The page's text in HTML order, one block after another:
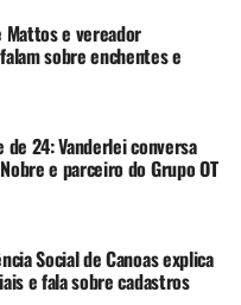
Mattos e vereador
sobre enchentes e
24: Vanderlei conversa
e parceiro do Grupo OT
Social de Canoas explica
e fala sobre cadastros